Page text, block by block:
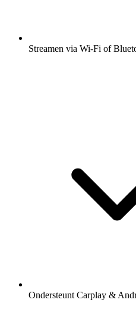
Streamen via Wi-Fi of
Ondersteunt Carplay &